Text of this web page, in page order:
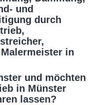
und
durch
in
und möchten
in Münster
lassen?